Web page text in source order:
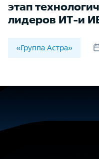
этап
лидеров ИТ-и
«Группа Астра»